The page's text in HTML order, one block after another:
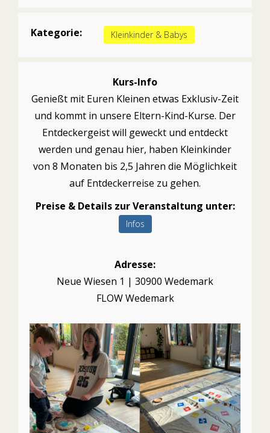
Kategorie: Kleinkinder & Babys
Kurs-Info
Genießt mit Euren Kleinen etwas Exklusiv-Zeit
und kommt in unsere Eltern-Kind-Kurse. Der
Entdeckergeist will geweckt und entdeckt
werden und genau hier, haben Kleinkinder
von 8 Monaten bis 2,5 Jahren die Möglichkeit
auf Entdeckerreise zu gehen.
Preise & Details zur Veranstaltung unter:
Infos
Adresse:
Neue Wiesen 1 | 30900 Wedemark
FLOW Wedemark